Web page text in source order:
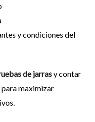
y condiciones del
de jarrasy contar
para maximizar